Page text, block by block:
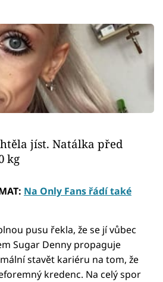
jíst. Natálka před
kg
Na Only Fans řádí také
pusu řekla, že se jí vůbec
Sugar Denny propaguje
stavět kariéru na tom, že
kredenc. Na celý spor